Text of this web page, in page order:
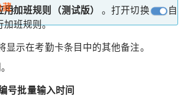
用加班规则（测试版） 。打开切换
自
加班规则。
显示在考勤卡条目中的其他备注。
藏。
。
号批量输入时间